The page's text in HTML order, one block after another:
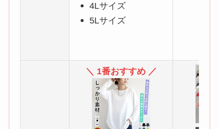
4Lサイズ
5Lサイズ
＼ 1番おすすめ ／